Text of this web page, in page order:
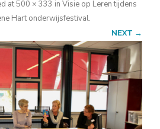
at500 × 333 in Visie op Leren tijdens
Hart onderwijsfestival.
NEXT →